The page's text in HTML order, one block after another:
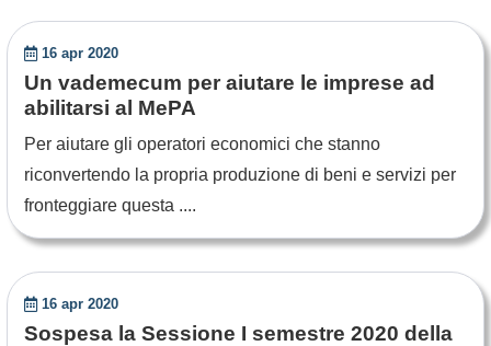
16 apr 2020
Un vademecum per aiutare le imprese ad
abilitarsi al MePA
Per aiutare gli operatori economici che stanno
riconvertendo la propria produzione di beni e servizi per
fronteggiare questa ....
16 apr 2020
Sospesa la Sessione I semestre 2020 della